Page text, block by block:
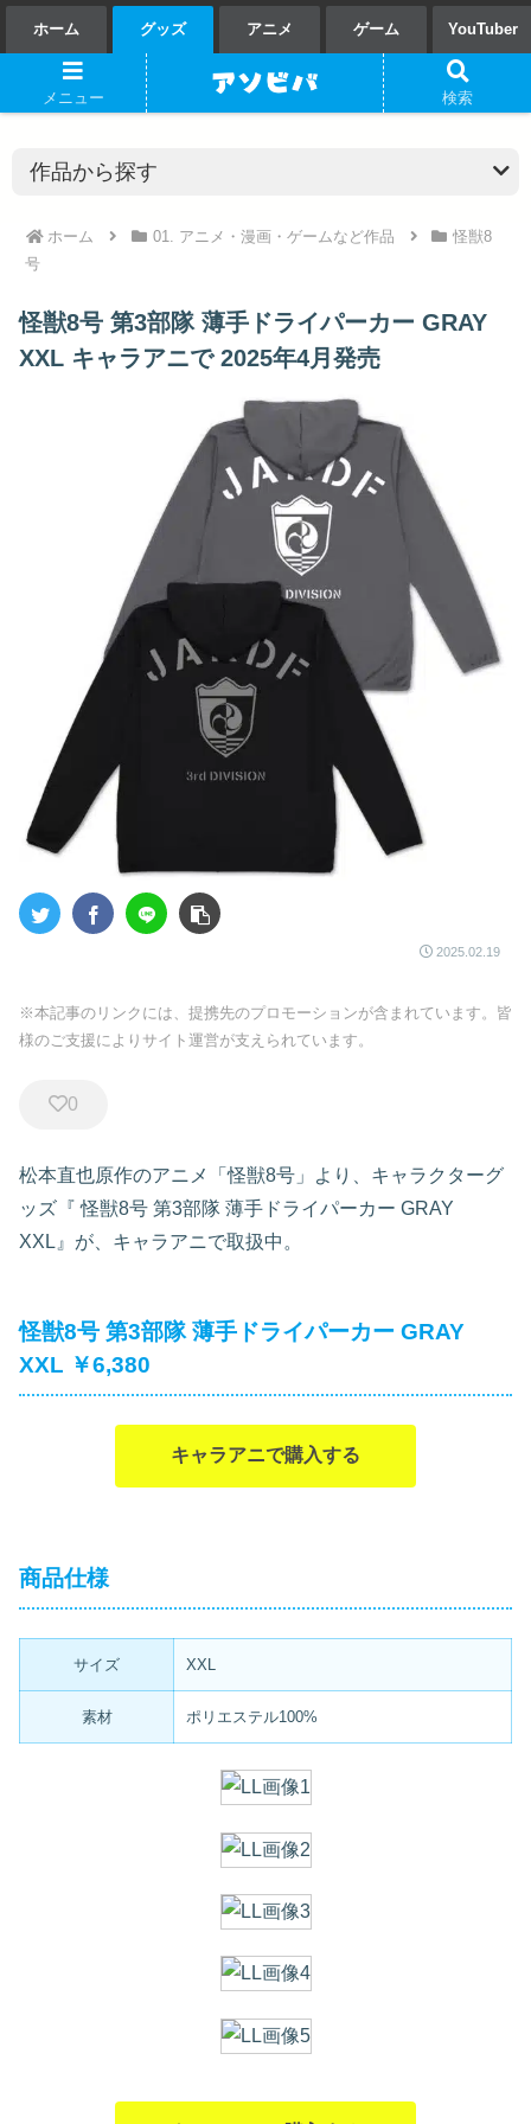
ホーム グッズ アニメ ゲーム YouTuber
ホーム 01. アニメ・漫画・ゲームなど作品
怪獣8
号
怪獣8号 第3部隊 薄手ドライパーカー GRAY
XXL キャラアニで 2025年4月発売
2025.02.19
※本記事のリンクには、提携先のプロモーションが含まれています。皆
様のご支援によりサイト運営が支えられています。
0
松本直也原作のアニメ「怪獣8号」より、キャラクターグ
ッズ『 怪獣8号 第3部隊 薄手ドライパーカー GRAY
XXL』が、キャラアニで取扱中。
怪獣8号 第3部隊 薄手ドライパーカー GRAY
XXL ￥6,380
キャラアニで購入する
商品仕様
サイズ XXL
素材 ポリエステル100%
メニュー 検索